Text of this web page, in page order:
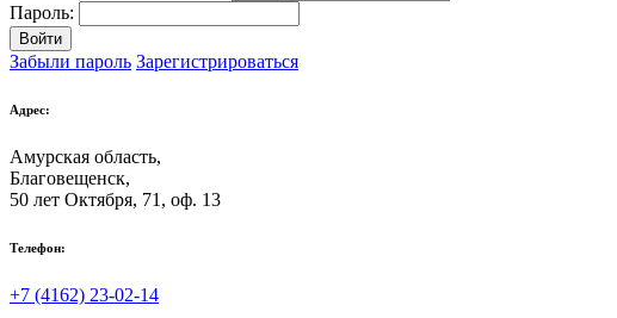
Пароль:
Войти
Забыли пароль Зарегистрироваться
Адрес:
Амурская область,
Благовещенск,
50 лет Октября, 71, оф. 13
Телефон:
+7 (4162) 23-02-14